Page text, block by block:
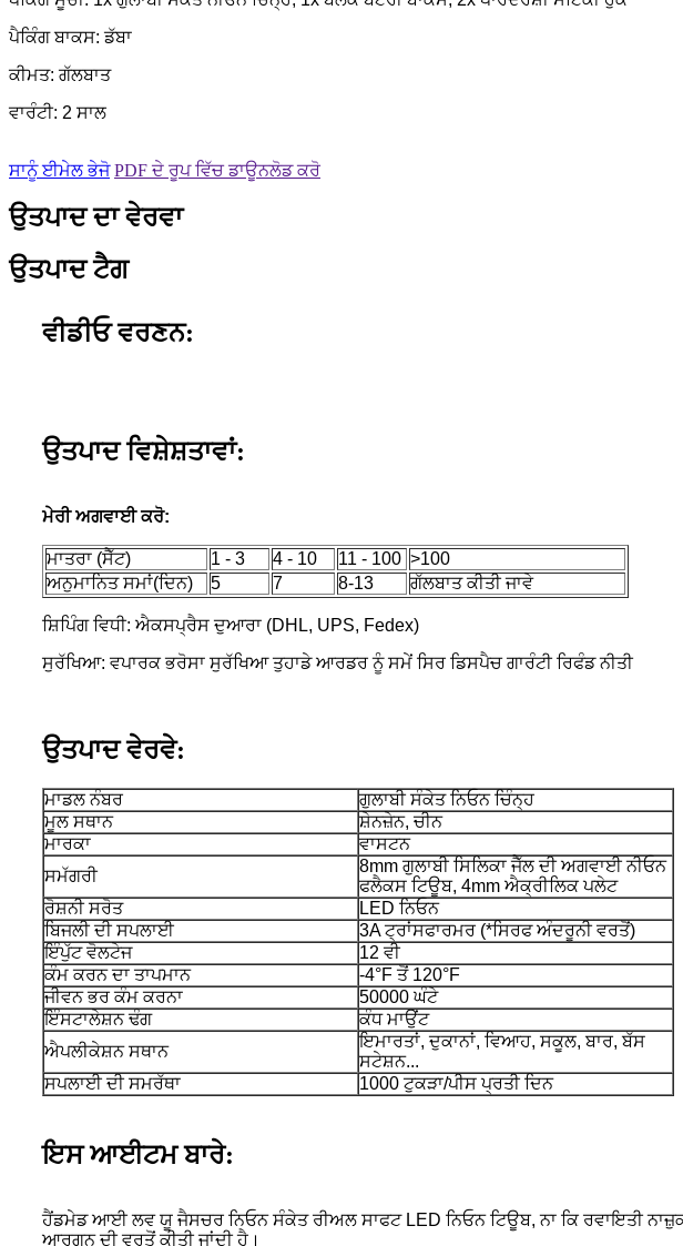
ਪੈਕਿੰਗ ਬਾਕਸ: ਡੱਬਾ
ਕੀਮਤ: ਗੱਲਬਾਤ
ਵਾਰੰਟੀ: 2 ਸਾਲ
ਸਾਨੂੰ ਈਮੇਲ ਭੇਜੋ PDF ਦੇ ਰੂਪ ਵਿੱਚ ਡਾਊਨਲੋਡ ਕਰੋ
ਉਤਪਾਦ ਦਾ ਵੇਰਵਾ
ਉਤਪਾਦ ਟੈਗ
ਵੀਡੀਓ ਵਰਣਨ:
ਉਤਪਾਦ ਵਿਸ਼ੇਸ਼ਤਾਵਾਂ:
ਮੇਰੀ ਅਗਵਾਈ ਕਰੋ:
ਮਾਤਰਾ (ਸੈੱਟ) 1 - 3 4 - 10 11 - 100 >100
ਅਨੁਮਾਨਿਤ ਸਮਾਂ(ਦਿਨ)
5 7 8-13 ਗੱਲਬਾਤ ਕੀਤੀ ਜਾਵੇ
ਸ਼ਿਪਿੰਗ ਵਿਧੀ: ਐਕਸਪ੍ਰੈਸ ਦੁਆਰਾ (DHL, UPS, Fedex)
ਸੁਰੱਖਿਆ: ਵਪਾਰਕ ਭਰੋਸਾ ਸੁਰੱਖਿਆ ਤੁਹਾਡੇ ਆਰਡਰ ਨੂੰ ਸਮੇਂ ਸਿਰ ਡਿਸਪੈਚ ਗਾਰੰਟੀ ਰਿਫੰਡ ਨੀਤੀ
ਉਤਪਾਦ ਵੇਰਵੇ:
ਮਾਡਲ ਨੰਬਰ
ਗੁਲਾਬੀ ਸੰਕੇਤ ਨਿਓਨ ਚਿੰਨ੍ਹ
ਮੂਲ ਸਥਾਨ
ਸ਼ੇਨਜ਼ੇਨ, ਚੀਨ
ਮਾਰਕਾ
ਵਾਸਟਨ
ਸਮੱਗਰੀ
8mm ਗੁਲਾਬੀ ਸਿਲਿਕਾ ਜੈੱਲ ਦੀ ਅਗਵਾਈ ਨੀਓਨ
ਫਲੈਕਸ ਟਿਊਬ, 4mm ਐਕ੍ਰੀਲਿਕ ਪਲੇਟ
ਰੋਸ਼ਨੀ ਸਰੋਤ
LED ਨਿਓਨ
ਬਿਜਲੀ ਦੀ ਸਪਲਾਈ
3A ਟ੍ਰਾਂਸਫਾਰਮਰ (*ਸਿਰਫ ਅੰਦਰੂਨੀ ਵਰਤੋਂ)
ਇੰਪੁੱਟ ਵੋਲਟੇਜ
12 ਵੀ
ਕੰਮ ਕਰਨ ਦਾ ਤਾਪਮਾਨ
-4°F ਤੋਂ 120°F
ਜੀਵਨ ਭਰ ਕੰਮ ਕਰਨਾ
50000 ਘੰਟੇ
ਇੰਸਟਾਲੇਸ਼ਨ ਢੰਗ
ਕੰਧ ਮਾਉਂਟ
ਐਪਲੀਕੇਸ਼ਨ ਸਥਾਨ
ਇਮਾਰਤਾਂ, ਦੁਕਾਨਾਂ, ਵਿਆਹ, ਸਕੂਲ, ਬਾਰ, ਬੱਸ
ਸਟੇਸ਼ਨ...
ਸਪਲਾਈ ਦੀ ਸਮਰੱਥਾ
1000 ਟੁਕੜਾ/ਪੀਸ ਪ੍ਰਤੀ ਦਿਨ
ਇਸ ਆਈਟਮ ਬਾਰੇ:
ਹੈਂਡਮੇਡ ਆਈ ਲਵ ਯੂ ਜੈਸਚਰ ਨਿਓਨ ਸੰਕੇਤ ਰੀਅਲ ਸਾਫਟ LED ਨਿਓਨ ਟਿਊਬ, ਨਾ ਕਿ ਰਵਾਇਤੀ
ਆਰਗਨ ਦੀ ਵਰਤੋਂ ਕੀਤੀ ਜਾਂਦੀ ਹੈ।